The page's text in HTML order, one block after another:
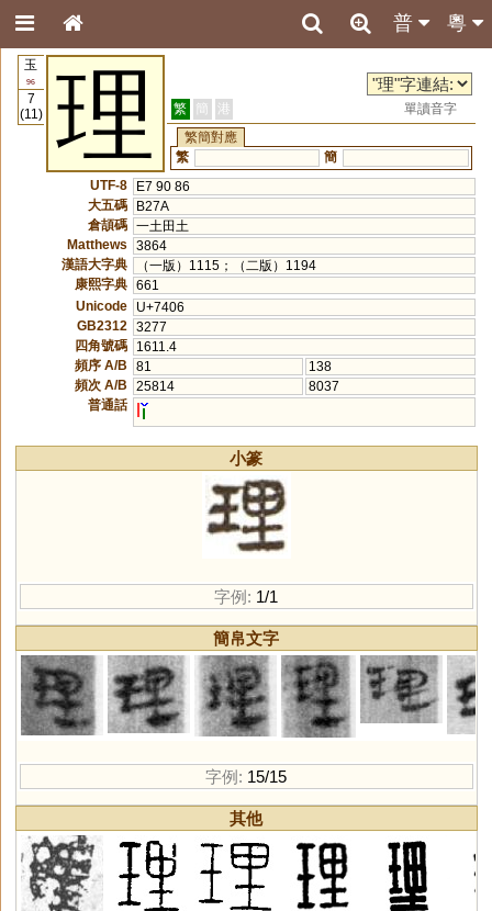
粵
普
玉
96
7
(11)
理 繁 簡 港
單讀音字
繁簡對應
繁
簡
UTF-8
E7 90 86
大五碼
B27A
倉頡碼 一土田土
Matthews
3864
漢語大字典
（一版）1115；（二版）1194
康熙字典 661
Unicode
U+7406
GB2312
3277
四角號碼
1611.4
頻序 A/B
81
138
頻次 A/B
25814
8037
普通話
l
小篆
字例: 1/1
簡帛文字
字例: 15/15
其他